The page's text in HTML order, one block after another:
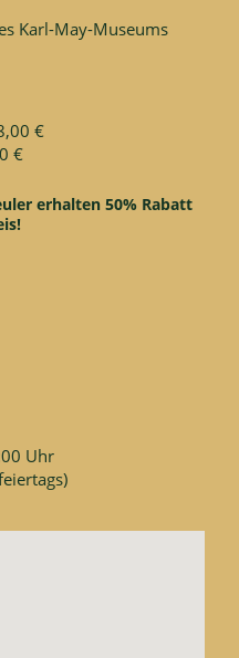
Karl-May-Museums
€
€
erhalten 50% Rabatt
Uhr